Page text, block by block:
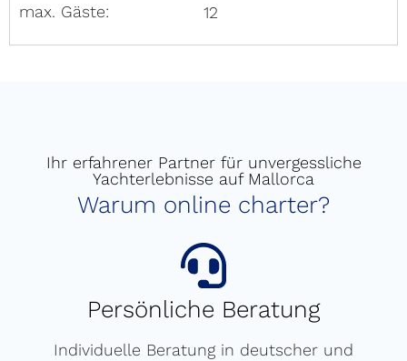
max. Gäste:
12
Ihr erfahrener Partner für unvergessliche
Yachterlebnisse auf Mallorca
Warum online charter?
Persönliche Beratung
Individuelle Beratung in deutscher und